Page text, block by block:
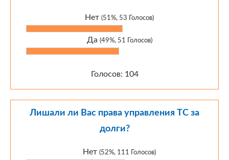
Нет (51%, 53 Голосов)
Да (49%, 51 Голосов)
Голосов: 104
Лишали ли Вас права управления ТС за
долги?
Нет (52%, 111 Голосов)